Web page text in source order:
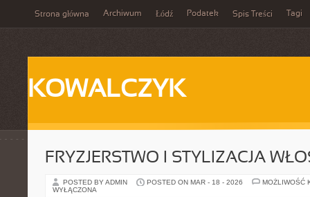
Strona główna Archiwum Łódź Podatek Spis Treści Tagi
KOWALCZYK
FRYZJERSTWO I STYLIZACJA
POSTED BY ADMIN POSTED ON MAR - 18 - 2026
MOŻLIWOŚĆ
WYŁĄCZONA